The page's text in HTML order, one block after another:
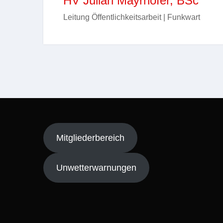
Leitung Öffentlichkeitsarbeit | Funkwart
Mitgliederbereich
Unwetterwarnungen